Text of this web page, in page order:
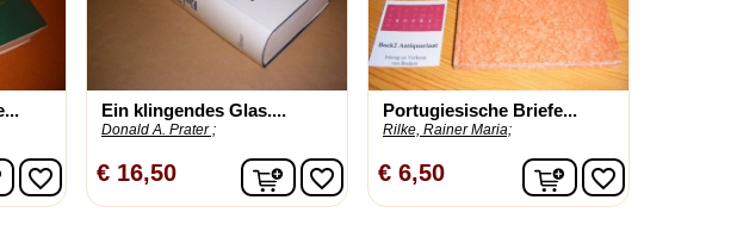
In winkelwagen
favorite_border
Ein klingendes Glas....
Donald A. Prater ;
€ 16,50 In winkelwagen
favorite_border
Portugiesische Briefe...
Rilke, Rainer Maria;
€ 6,50 In winkelwagen
favorite_border